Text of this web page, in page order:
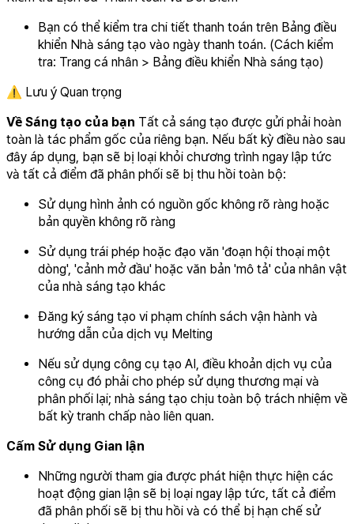
Bạn có thể kiểm tra chi tiết thanh toán trên Bảng điều
khiển Nhà sáng tạo vào ngày thanh toán. (Cách kiểm
tra: Trang cá nhân > Bảng điều khiển Nhà sáng tạo)
⚠️ Lưu ý Quan trọng
Về Sáng tạo của bạn Tất cả sáng tạo được gửi phải hoàn
toàn là tác phẩm gốc của riêng bạn. Nếu bất kỳ điều nào sau
đây áp dụng, bạn sẽ bị loại khỏi chương trình ngay lập tức
và tất cả điểm đã phân phối sẽ bị thu hồi toàn bộ:
Sử dụng hình ảnh có nguồn gốc không rõ ràng hoặc
bản quyền không rõ ràng
Sử dụng trái phép hoặc đạo văn 'đoạn hội thoại một
dòng', 'cảnh mở đầu' hoặc văn bản 'mô tả' của nhân vật
của nhà sáng tạo khác
Đăng ký sáng tạo vi phạm chính sách vận hành và
hướng dẫn của dịch vụ Melting
Nếu sử dụng công cụ tạo AI, điều khoản dịch vụ của
công cụ đó phải cho phép sử dụng thương mại và
phân phối lại; nhà sáng tạo chịu toàn bộ trách nhiệm về
bất kỳ tranh chấp nào liên quan.
Cấm Sử dụng Gian lận
Những người tham gia được phát hiện thực hiện các
hoạt động gian lận sẽ bị loại ngay lập tức, tất cả điểm
đã phân phối sẽ bị thu hồi và có thể bị hạn chế sử